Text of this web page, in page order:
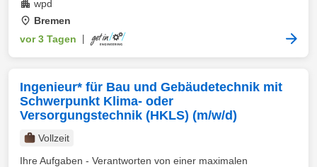
wpd
Bremen
vor 3 Tagen
Ingenieur* für Bau und Gebäudetechnik mit
Schwerpunkt Klima- oder
Versorgungstechnik (HKLS) (m/w/d)
Vollzeit
Ihre Aufgaben - Verantworten von einer maximalen